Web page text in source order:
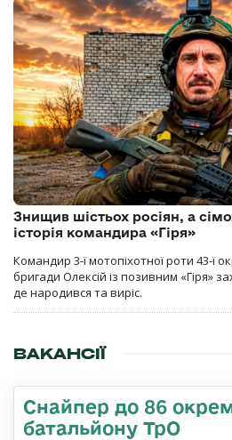
Знищив шістьох росіян, а
історія командира «Гіря»
Командир 3-ї мотопіхотної роти 43-ї
бригади Олексій із позивним «Гіря»
де народився та виріс.
ВАКАНСІЇ
Снайпер до 86
батальйону ТрО